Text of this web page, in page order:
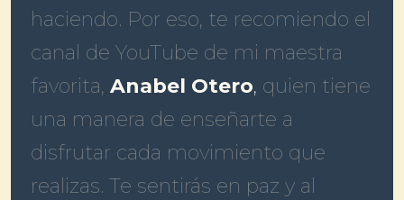
haciendo. Por eso, te recomiendo el
canal de YouTube de mi maestra
favorita, Anabel Otero, quien tiene
una manera de enseñarte a
disfrutar cada movimiento que
realizas. Te sentirás en paz y al